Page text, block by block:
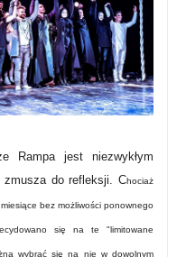
Rampa jest niezwykłym
zmusza do refleksji. Chociaż
bez możliwości ponownego
się na te "limitowane
wybrać się na nie w dowolnym